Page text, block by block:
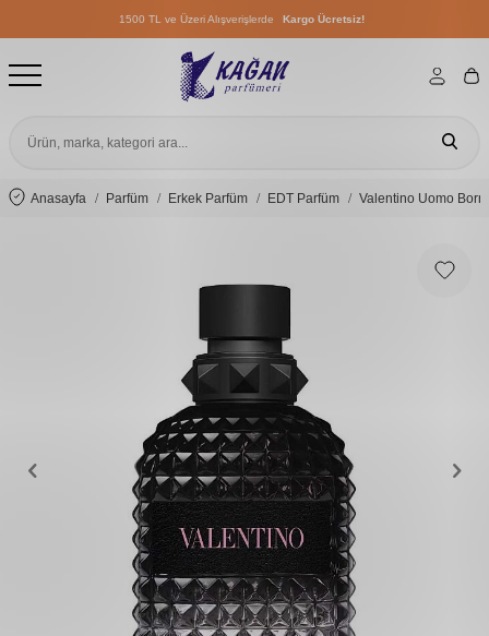
1500 TL ve Üzeri Alışverişlerde Kargo Ücretsiz!
1500 TL ve Üzeri Alışverişlerde
1500 TL ve Üzeri Alışverişlerde
Anasayfa Parfüm Erkek Parfüm EDT Parfüm Valentino Uomo